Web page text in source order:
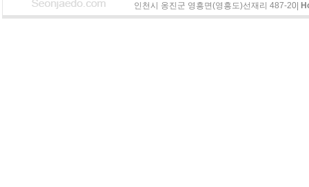
인천시 옹진군 영흥면(영흥도)선재리 487-20|